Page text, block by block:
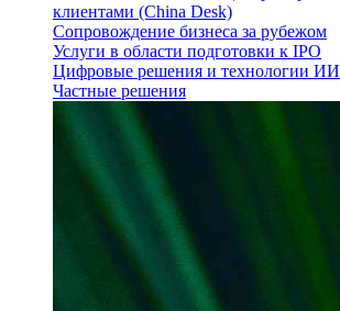
клиентами (China Desk)
Сопровождение бизнеса за рубежом
Услуги в области подготовки к IPO
Цифровые решения и технологии ИИ
Частные решения